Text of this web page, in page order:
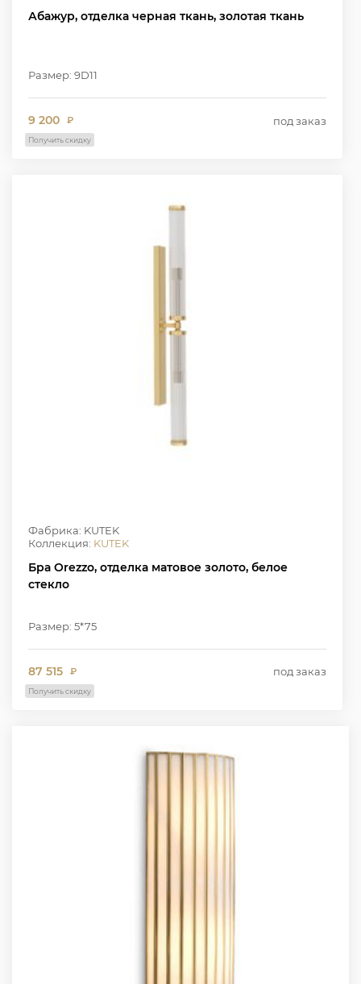
Абажур, отделка черная ткань, золотая ткань
Размер: 9D11
9 200 ₽ под заказ
Получить скидку
Фабрика: KUTEK
Коллекция: KUTEK
Бра Orezzo, отделка матовое золото, белое
стекло
Размер: 5*75
87 515 ₽ под заказ
Получить скидку